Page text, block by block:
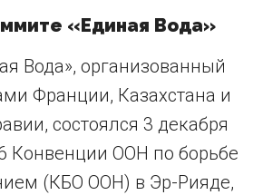
«Единая Вода»
Вода», организованный
Франции, Казахстана и
состоялся 3 декабря
Конвенции ООН по борьбе
(КБО ООН) в Эр-Рияде,